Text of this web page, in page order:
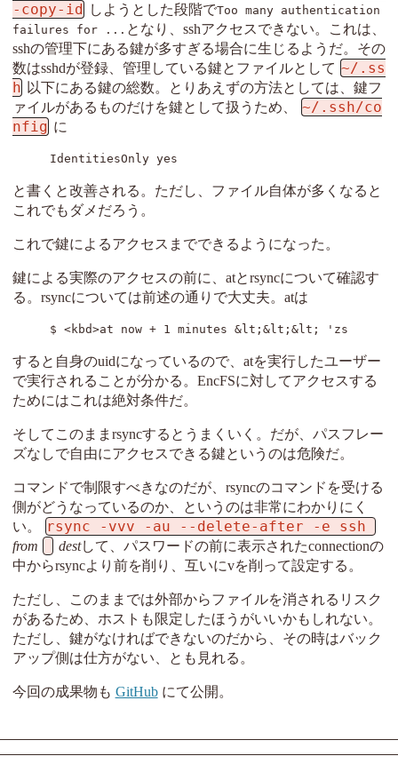
-copy-id
しようとした段階でToo many authentication
failures for ... となり、sshアクセスできない。これは、
sshの管理下にある鍵が多すぎる場合に生じるようだ。その
数はsshdが登録、管理している鍵とファイルとして ~/.ss
h 以下にある鍵の総数。とりあえずの方法としては、鍵フ
ァイルがあるものだけを鍵として扱うため、
~/.ssh/co
nfig に
IdentitiesOnly yes
と書くと改善される。ただし、ファイル自体が多くなると
これでもダメだろう。
これで鍵によるアクセスまでできるようになった。
鍵による実際のアクセスの前に、atとrsyncについて確認す
る。rsyncについては前述の通りで大丈夫。atは
$ <kbd>at now + 1 minutes &lt;&lt;&lt; 'zsh -c
すると自身のuidになっているので、atを実行したユーザー
で実行されることが分かる。EncFSに対してアクセスする
ためにはこれは絶対条件だ。
そしてこのままrsyncするとうまくいく。だが、パスフレー
ズなしで自由にアクセスできる鍵というのは危険だ。
コマンドで制限すべきなのだが、rsyncのコマンドを受ける
側がどうなっているのか、というのは非常にわかりにく
い。
from destして、パスワードの前に表示されたconnectionの
中からrsyncより前を削り、互いにvを削って設定する。
ただし、このままでは外部からファイルを消されるリスク
があるため、ホストも限定したほうがいいかもしれない。
ただし、鍵がなければできないのだから、その時はバック
アップ側は仕方がない、とも見れる。
今回の成果物も GitHubにて公開。